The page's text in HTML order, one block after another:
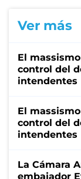
Ver más
El
control del
intendentes
El
control del
intendentes
La Cámara
embajador